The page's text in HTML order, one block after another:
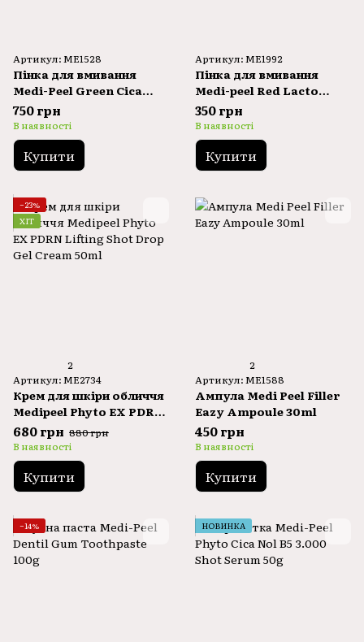
Артикул: ME1528
Пінка для вмивання
Medi-Peel Green Cica
Collagen Clear 2.0 300ml
750 грн
В наявності
Купити
Артикул: ME1992
Пінка для вмивання
Medi-peel Red Lacto
Collagen Clear 2.0 120ml
350 грн
В наявності
Купити
−23%
ХІТ
2
Артикул: ME2734
Крем для шкіри обличчя
Medipeel Phyto EX PDRN
Lifting Shot Drop Gel
Cream 50ml
680 грн 880 грн
В наявності
Купити
2
Артикул: ME1588
Ампула Medi Peel Filler
Eazy Ampoule 30ml
450 грн
В наявності
Купити
−14% НОВИНКА